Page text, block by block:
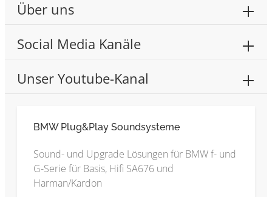
Über uns
Social Media Kanäle
Unser Youtube-Kanal
BMW Plug&Play Soundsysteme
Sound- und Upgrade Lösungen für BMW f- und
G-Serie für Basis, Hifi SA676 und
Harman/Kardon